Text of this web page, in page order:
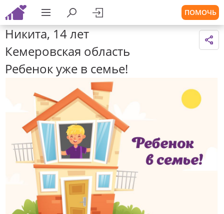
ПОМОЧЬ
Никита, 14 лет
Кемеровская область
Ребенок уже в семье!